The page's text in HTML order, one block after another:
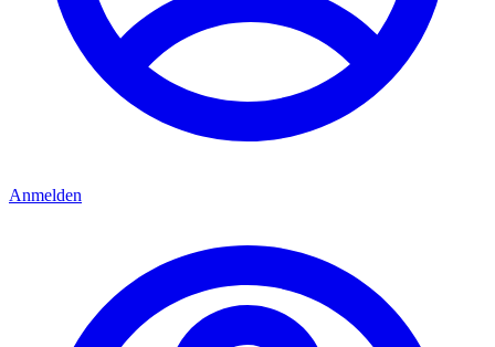
Anmelden